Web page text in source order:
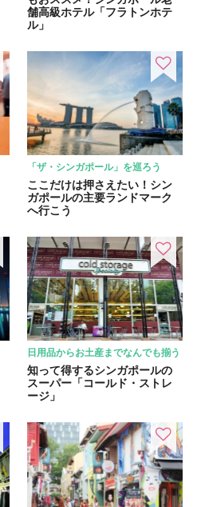
舗高級ホテル「フラトンホテ
ル」
「ザ・シンガポール」を巡ろう
ここだけは押さえたい！シン
ガポールの主要ランドマーク
へ行こう
日用品からお土産までなんでも揃う
知って得するシンガポールの
スーパー「コールド・ストレ
ージ」